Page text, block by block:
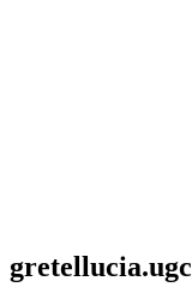
gretellucia.ugc